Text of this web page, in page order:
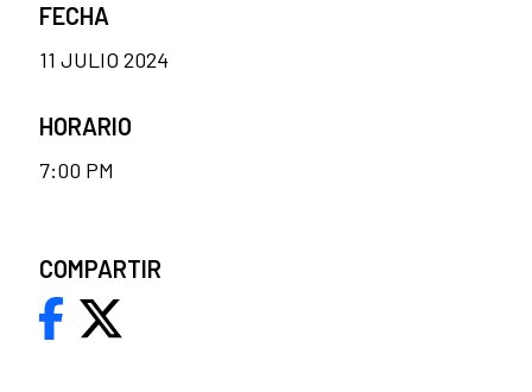
FECHA
11 JULIO 2024
HORARIO
7:00 PM
COMPARTIR